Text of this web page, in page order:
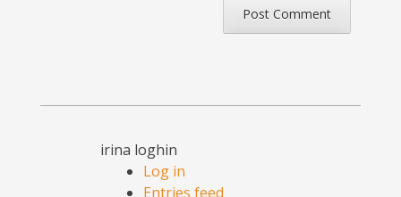
irina loghin
Log in
Entries feed